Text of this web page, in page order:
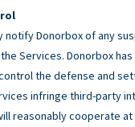
notify Donorbox of any
Services. Donorbox
the defense and
infringe third-party
reasonably cooperate at